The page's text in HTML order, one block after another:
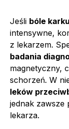
Jeśli bóle
intensywne,
z lekarzem.
badania
magnetyczny,
schorzeń. W
leków
jednak
lekarza.